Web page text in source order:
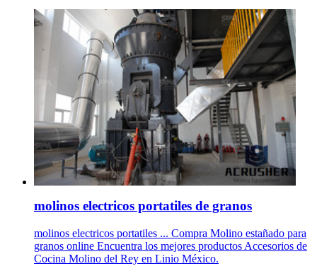
molinos electricos portatiles de granos
molinos electricos portatiles ... Compra Molino estañado para
granos online Encuentra los mejores productos Accesorios de
Cocina Molino del Rey en Linio México.